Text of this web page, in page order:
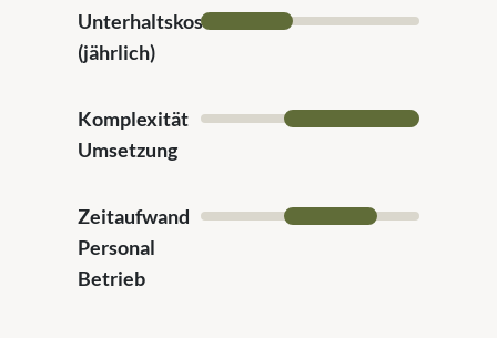
Unterhaltskosten
(jährlich)
Komplexität
Umsetzung
Zeitaufwand
Personal
Betrieb